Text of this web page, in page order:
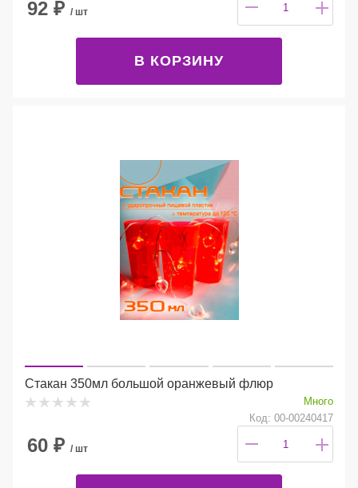
92 ₽ / шт
В КОРЗИНУ
Стакан 350мл большой оранжевый флюр
Много
Код: 00-00240417
60 ₽ / шт